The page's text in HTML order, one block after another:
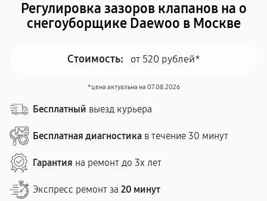
Регулировка зазоров клапанов на о
снегоуборщике Daewoo в Москве
Стоимость: от 520 рублей*
*цена актуальна на 07.08.2026
Бесплатный выезд курьера
Бесплатная диагностика в течение 30 минут
Гарантия на ремонт до 3х лет
Экспресс ремонт за 20 минут